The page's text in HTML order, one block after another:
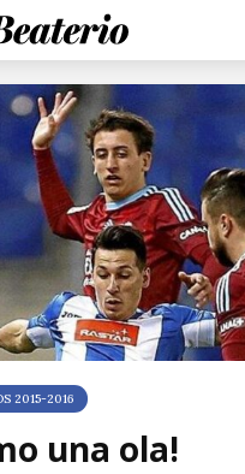
2015-2016
una ola!